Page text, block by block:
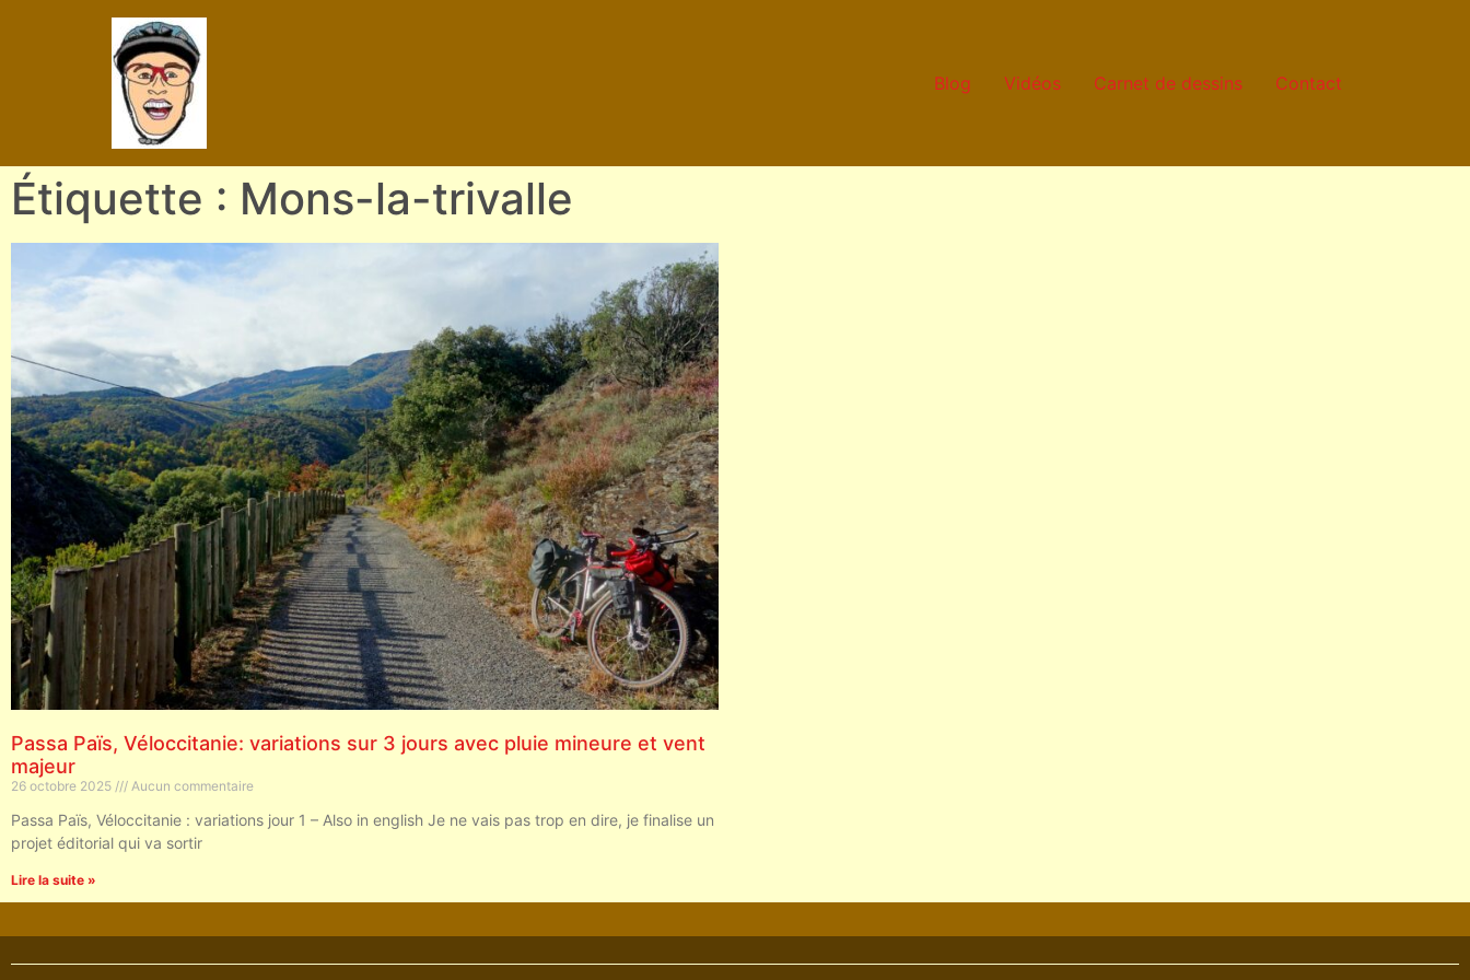
Blog Vidéos Carnet de dessins Contact
Étiquette : Mons-la-trivalle
Passa Païs, Véloccitanie: variations sur 3 jours avec pluie mineure et vent
majeur
26 octobre 2025 Aucun commentaire
Passa Païs, Véloccitanie : variations jour 1 – Also in english Je ne vais pas trop en dire, je finalise un
projet éditorial qui va sortir
Lire la suite »